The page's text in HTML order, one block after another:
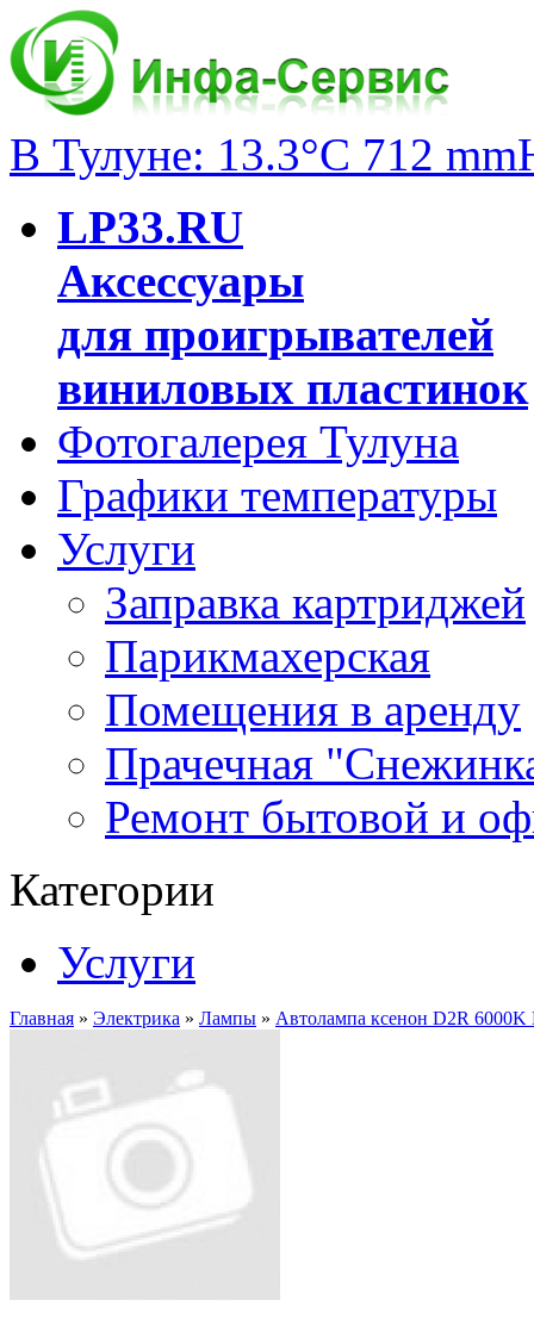
В Тулуне: 13.3°C 712
LP33.RU
Аксессуары
для проигрывателей
виниловых пластинок
Фотогалерея Тулуна
Графики температуры
Услуги
Заправка картриджей
Парикмахерская
Помещения в аренду
Прачечная
Ремонт бытовой и
Категории
Услуги
Главная » Электрика » Лампы » Автолампа ксенон D2R